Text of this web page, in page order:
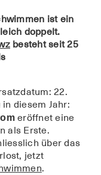
ist ein
doppelt.
besteht seit 25
22.
diesem Jahr:
eröffnet eine
als Erste.
über das
jetzt
.